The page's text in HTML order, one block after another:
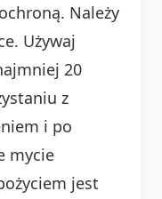
Należy
Używaj
20
z
i po
mycie
jest